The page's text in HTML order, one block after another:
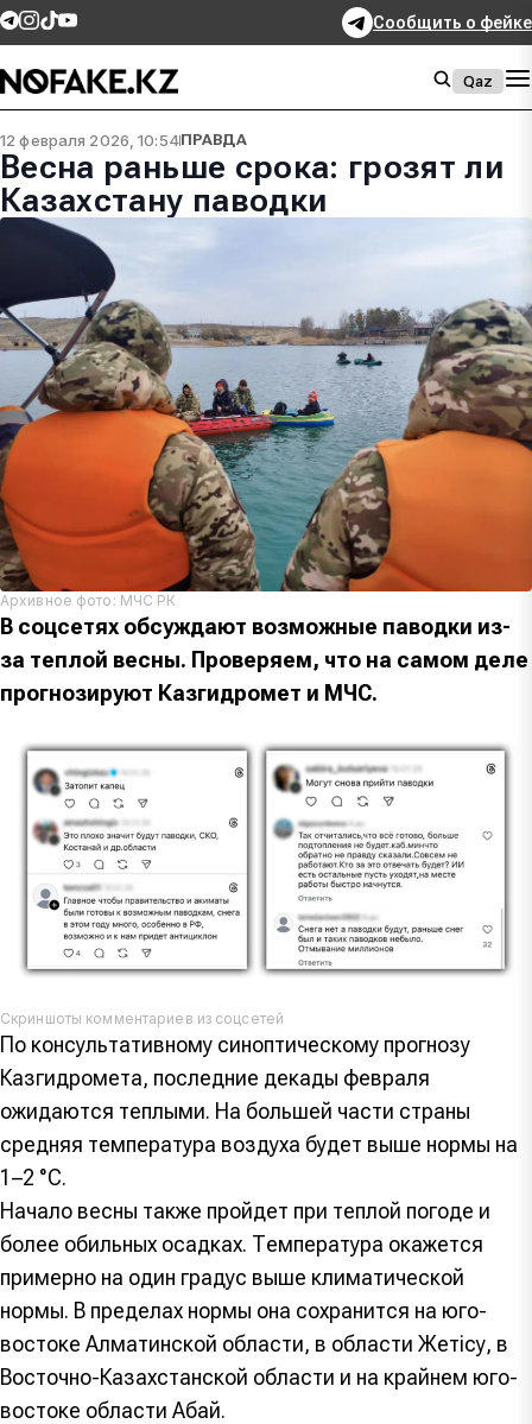
Сообщить о фейке
Qaz
12 февраля 2026, 10:54ПРАВДА
Весна раньше срока: грозят ли
Казахстану паводки
Архивное фото: МЧС РК
В соцсетях обсуждают возможные паводки из-
за теплой весны. Проверяем, что на самом деле
прогнозируют Казгидромет и МЧС.
Скриншоты комментариев из соцсетей
По консультативному синоптическому прогнозу
Казгидромета, последние декады февраля
ожидаются теплыми. На большей части страны
средняя температура воздуха будет выше нормы на
1–2 °C.
Начало весны также пройдет при теплой погоде и
более обильных осадках. Температура окажется
примерно на один градус выше климатической
нормы. В пределах нормы она сохранится на юго-
востоке Алматинской области, в области Жетісу, в
Восточно-Казахстанской области и на крайнем юго-
востоке области Абай.